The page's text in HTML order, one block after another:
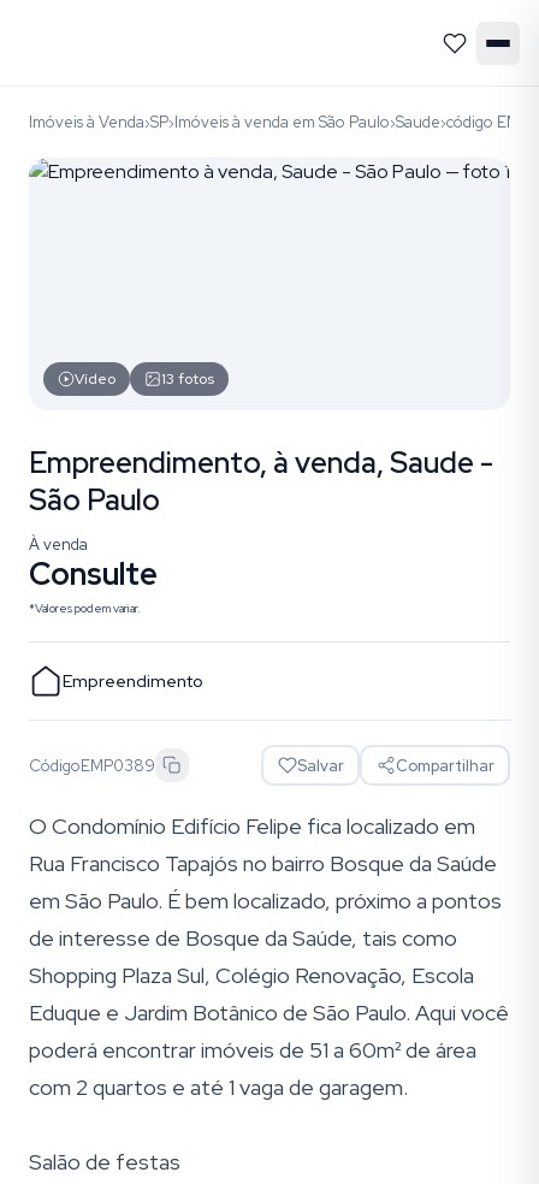
Imóveis à Venda›SP›Imóveis à venda em São Paulo›Saude›código
Vídeo 13 fotos
Empreendimento, à venda, Saude -
São Paulo
À venda
Consulte
*Valores podem variar.
Empreendimento
CódigoEMP0389 Salvar Compartilhar
O Condomínio Edifício Felipe fica localizado em
Rua Francisco Tapajós no bairro Bosque da Saúde
em São Paulo. É bem localizado, próximo a pontos
de interesse de Bosque da Saúde, tais como
Shopping Plaza Sul, Colégio Renovação, Escola
Eduque e Jardim Botânico de São Paulo. Aqui você
poderá encontrar imóveis de 51 a 60m² de área
com 2 quartos e até 1 vaga de garagem.
Salão de festas